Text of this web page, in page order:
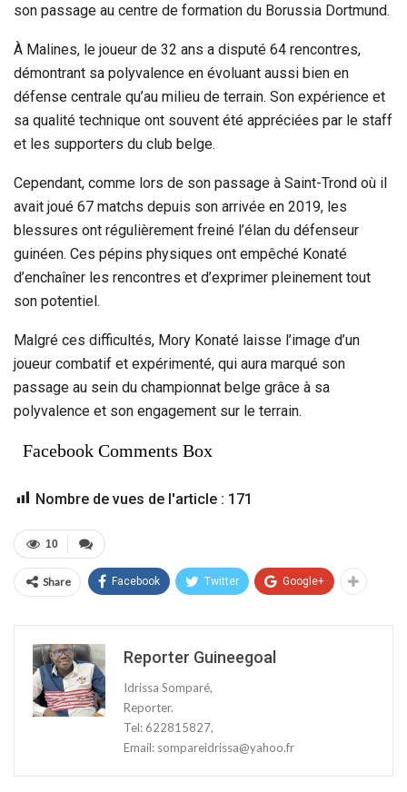
son passage au centre de formation du Borussia Dortmund.
À Malines, le joueur de 32 ans a disputé 64 rencontres,
démontrant sa polyvalence en évoluant aussi bien en
défense centrale qu’au milieu de terrain. Son expérience et
sa qualité technique ont souvent été appréciées par le staff
et les supporters du club belge.
Cependant, comme lors de son passage à Saint-Trond où il
avait joué 67 matchs depuis son arrivée en 2019, les
blessures ont régulièrement freiné l’élan du défenseur
guinéen. Ces pépins physiques ont empêché Konaté
d’enchaîner les rencontres et d’exprimer pleinement tout
son potentiel.
Malgré ces difficultés, Mory Konaté laisse l’image d’un
joueur combatif et expérimenté, qui aura marqué son
passage au sein du championnat belge grâce à sa
polyvalence et son engagement sur le terrain.
Facebook Comments Box
Nombre de vues de l'article : 171
10
Share Facebook Twitter Google+
Reporter Guineegoal
Idrissa Somparé,
Reporter.
Tel: 622815827,
Email: sompareidrissa@yahoo.fr